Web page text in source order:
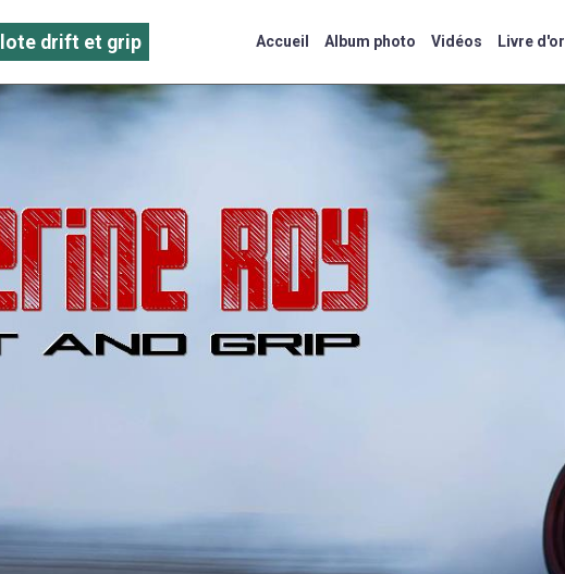
drift et grip Accueil Album photo Vidéos Livre d'or